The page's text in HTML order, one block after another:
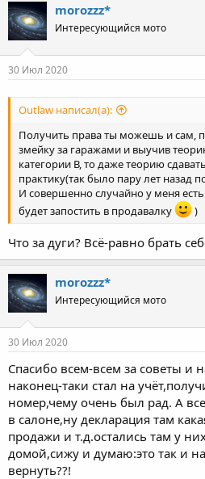
morozzz*
Интересующийся мото
30 Июл 2020
Outlaw написал(а):
Получить права ты можешь и сам,
змейку за гаражами и выучив
категории В, то даже теорию
практику(так было пару лет назад
И совершенно случайно у меня
будет запостить в продавалку
)
Что за дуги? Всё-равно брать
morozzz*
Интересующийся мото
30 Июл 2020
Спасибо всем-всем за советы и
наконец-таки стал на
номер,чему очень был рад. А
в салоне,ну декларация там
продажи и т.д.остались там у
домой,сижу и думаю:это так и
вернуть??!